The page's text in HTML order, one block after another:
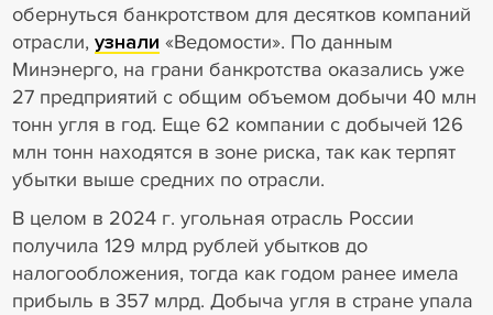
обернуться банкротством для десятков компаний
отрасли, узнали «Ведомости». По данным
Минэнерго, на грани банкротства оказались уже
27 предприятий с общим объемом добычи 40 млн
тонн угля в год. Еще 62 компании с добычей 126
млн тонн находятся в зоне риска, так как терпят
убытки выше средних по отрасли.
В целом в 2024 г. угольная отрасль России
получила 129 млрд рублей убытков до
налогообложения, тогда как годом ранее имела
прибыль в 357 млрд. Добыча угля в стране упала